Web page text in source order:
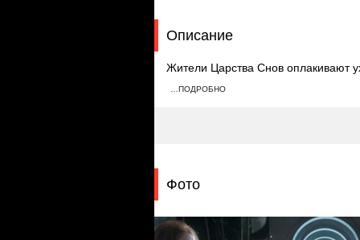
Описание
Жители Царства Снов оплакивают
повелителя. Каин просит его
…ПОДРОБНО
Фото